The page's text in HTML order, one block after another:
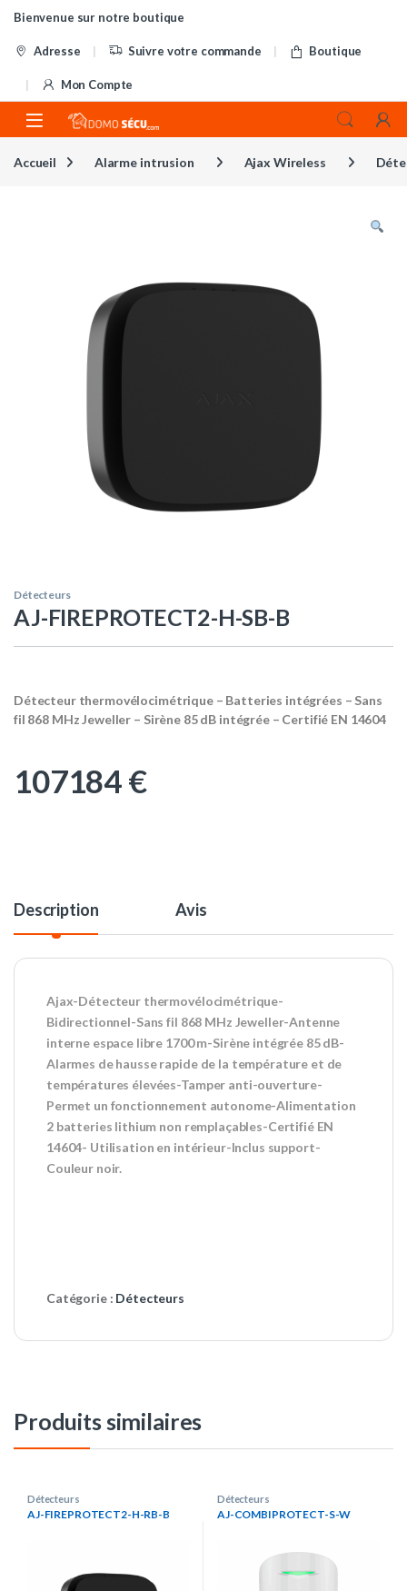
Skip to navigation
Skip to content
Bienvenue sur notre boutique
Adresse Suivre votre commande Boutique
Mon Compte
Accueil Alarme intrusion Ajax Wireless
Détecteurs
AJ-FIREPROTECT2-H-SB-B
Détecteur thermovélocimétrique – Batteries intégrées – Sans
fil 868 MHz Jeweller – Sirène 85 dB intégrée – Certifié EN 14604
107184€
Description Avis
Ajax-Détecteur thermovélocimétrique-
Bidirectionnel-Sans fil 868 MHz Jeweller-Antenne
interne espace libre 1700 m-Sirène intégrée 85 dB-
Alarmes de hausse rapide de la température et de
températures élevées-Tamper anti-ouverture-
Permet un fonctionnement autonome-Alimentation
2 batteries lithium non remplaçables-Certifié EN
14604- Utilisation en intérieur-Inclus support-
Couleur noir.
Catégorie : Détecteurs
Produits similaires
Détecteurs
AJ-FIREPROTECT2-H-RB-B
Détecteurs
AJ-COMBIPROTECT-S-W